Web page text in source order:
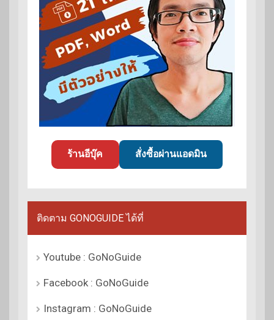
ร้านอีบุ๊ค สั่งซื้อผ่านแอดมิน
ติดตาม GONOGUIDE ได้ที่
Youtube : GoNoGuide
Facebook : GoNoGuide
Instagram : GoNoGuide